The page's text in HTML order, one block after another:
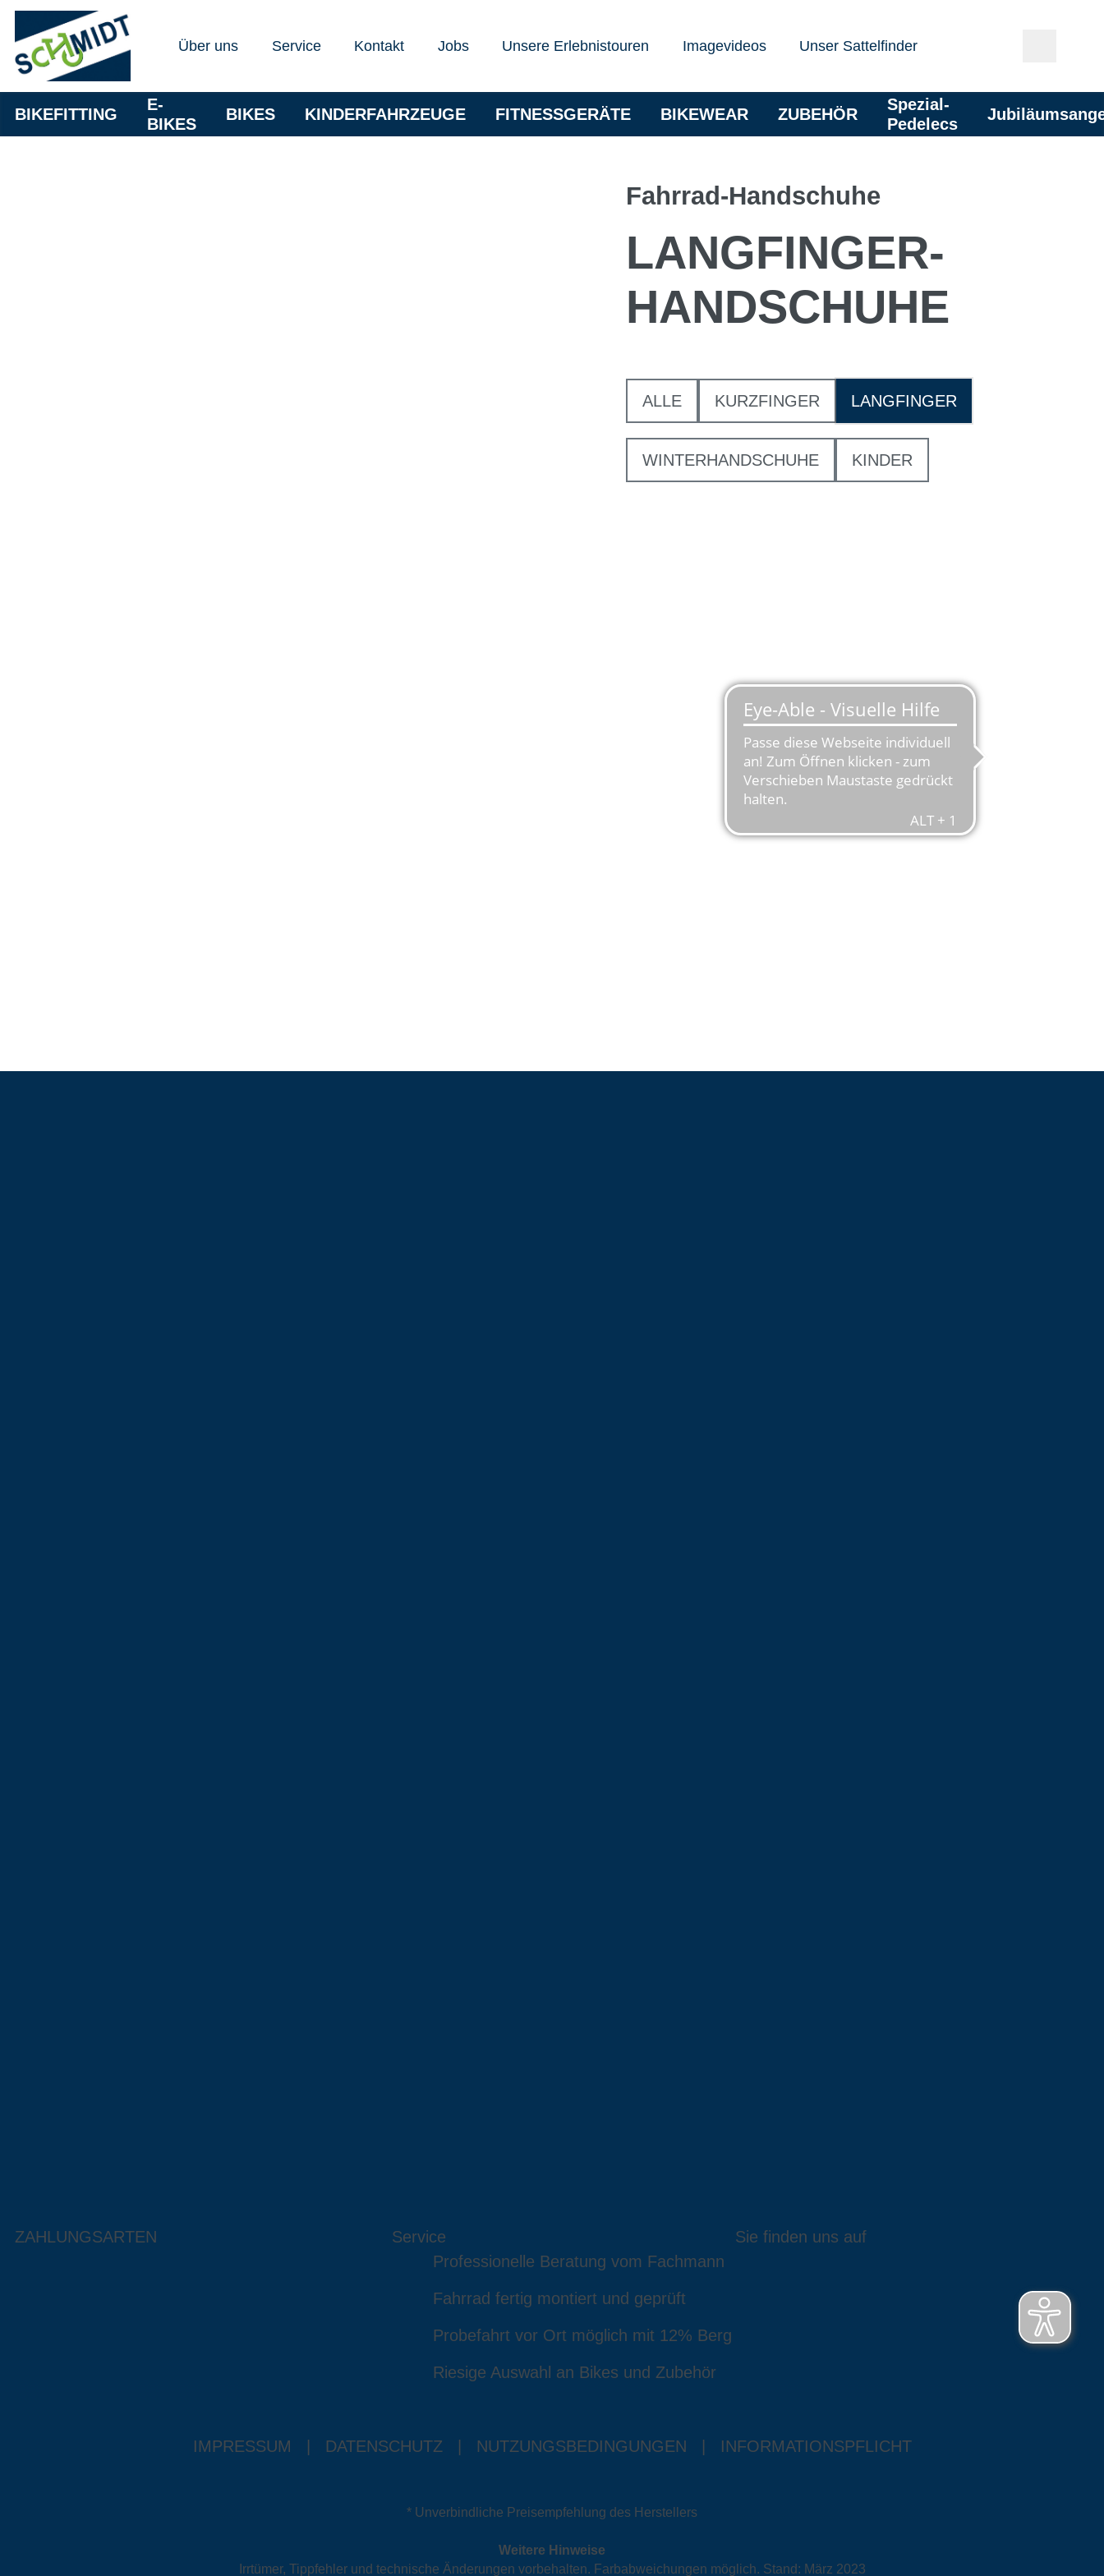
Über uns Service Kontakt Jobs Unsere Erlebnistouren Imagevideos Unser Sattelfinder
BIKEFITTING
E-
BIKES
BIKES KINDERFAHRZEUGE FITNESSGERÄTE BIKEWEAR ZUBEHÖR
Spezial-
Pedelecs
Fahrrad-Handschuhe
LANGFINGER­
HANDSCHUHE
ALLE KURZFINGER LANGFINGER
WINTERHANDSCHUHE KINDER
ZAHLUNGSARTEN
Service
Professionelle Beratung vom Fachmann
Fahrrad fertig montiert und geprüft
Probefahrt vor Ort möglich mit 12% Berg
Riesige Auswahl an Bikes und Zubehör
Sie finden uns auf
IMPRESSUM DATENSCHUTZ NUTZUNGSBEDINGUNGEN INFORMATIONSPFLICHT
* Unverbindliche Preisempfehlung des Herstellers
Weitere Hinweise
Irrtümer, Tippfehler und technische Änderungen vorbehalten. Farbabweichungen möglich. Stand: März 2023